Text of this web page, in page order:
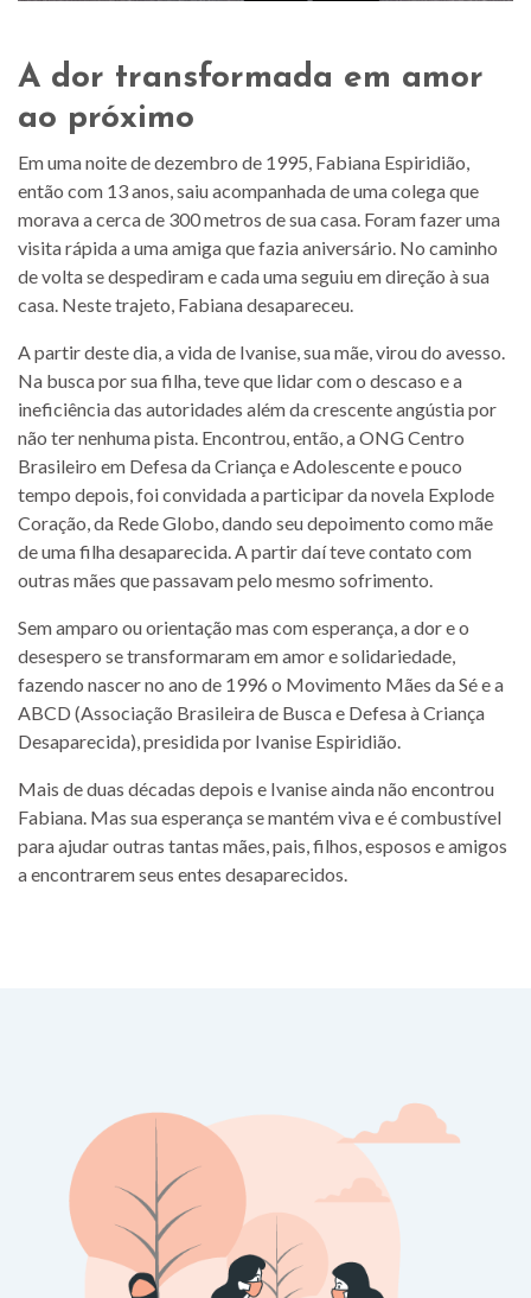
A dor transformada em amor
ao próximo
Em uma noite de dezembro de 1995, Fabiana Espiridião,
então com 13 anos, saiu acompanhada de uma colega que
morava a cerca de 300 metros de sua casa. Foram fazer uma
visita rápida a uma amiga que fazia aniversário. No caminho
de volta se despediram e cada uma seguiu em direção à sua
casa. Neste trajeto, Fabiana desapareceu.
A partir deste dia, a vida de Ivanise, sua mãe, virou do avesso.
Na busca por sua filha, teve que lidar com o descaso e a
ineficiência das autoridades além da crescente angústia por
não ter nenhuma pista. Encontrou, então, a ONG Centro
Brasileiro em Defesa da Criança e Adolescente e pouco
tempo depois, foi convidada a participar da novela Explode
Coração, da Rede Globo, dando seu depoimento como mãe
de uma filha desaparecida. A partir daí teve contato com
outras mães que passavam pelo mesmo sofrimento.
Sem amparo ou orientação mas com esperança, a dor e o
desespero se transformaram em amor e solidariedade,
fazendo nascer no ano de 1996 o Movimento Mães da Sé e a
ABCD (Associação Brasileira de Busca e Defesa à Criança
Desaparecida), presidida por Ivanise Espiridião.
Mais de duas décadas depois e Ivanise ainda não encontrou
Fabiana. Mas sua esperança se mantém viva e é combustível
para ajudar outras tantas mães, pais, filhos, esposos e amigos
a encontrarem seus entes desaparecidos.